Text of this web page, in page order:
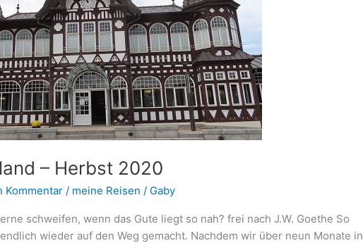
– Herbst 2020
Kommentar / meine Reisen / Gaby
schweifen, wenn das Gute liegt so nah? frei nach J.W. Goethe So
wieder auf den Weg gemacht. Nachdem wir über neun Monate in